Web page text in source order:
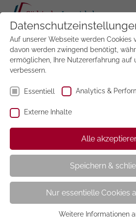
Jetzt
testen
Wohnen & Garten
Auf unserer Webseite werden Cookies
davon werden zwingend benötigt,
ermöglichen, Ihre Nutzererfahrung auf
verbessern.
Essentiell Analytics &
Externe Inhalte
Alle
Speichern &
Nur essentielle Cookies
Weitere Informationen